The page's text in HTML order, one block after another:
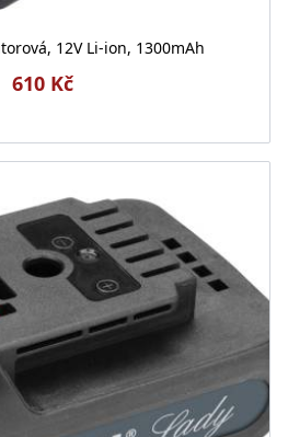
12V Li-ion, 1300mAh
610 Kč